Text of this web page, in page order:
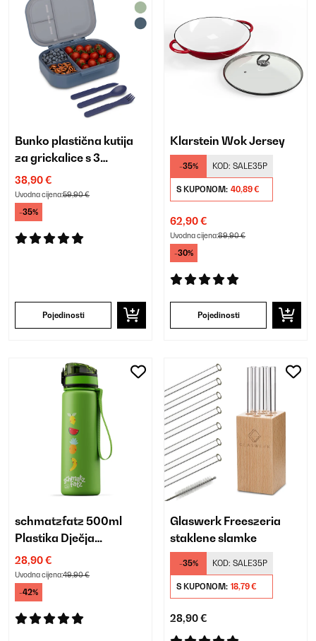
Bunko plastična kutija
za grickalice s 3
pretinca
38,90 €
Uvodna cijena:59,90 €
-35%
Pojedinosti
Klarstein Wok Jersey
-35% KOD: SALE35P
S KUPONOM: 40,89 €
62,90 €
Uvodna cijena:89,90 €
-30%
Pojedinosti
schmatzfatz 500ml
Plastika Dječja
Sportska Boca Zelena
28,90 €
Uvodna cijena:49,90 €
-42%
Glaswerk Freeszeria
staklene slamke
-35% KOD: SALE35P
S KUPONOM: 18,79 €
28,90 €